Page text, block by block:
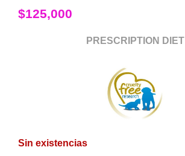
$125,000
PRESCRIPTION DIET
Sin existencias